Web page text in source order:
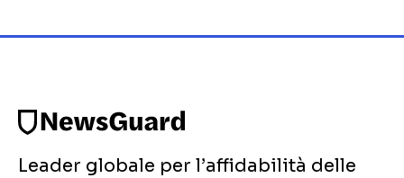
Leader globale per l’affidabilità delle